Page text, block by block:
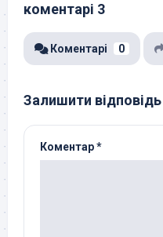
коментарі 3
Коментарі 0
Залишити відповідь
Коментар*